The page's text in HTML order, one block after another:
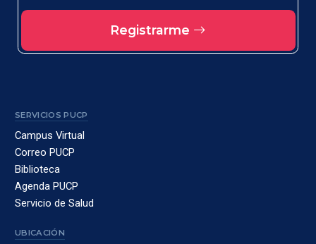
Registrarme
SERVICIOS PUCP
Campus Virtual
Correo PUCP
Biblioteca
Agenda PUCP
Servicio de Salud
UBICACIÓN